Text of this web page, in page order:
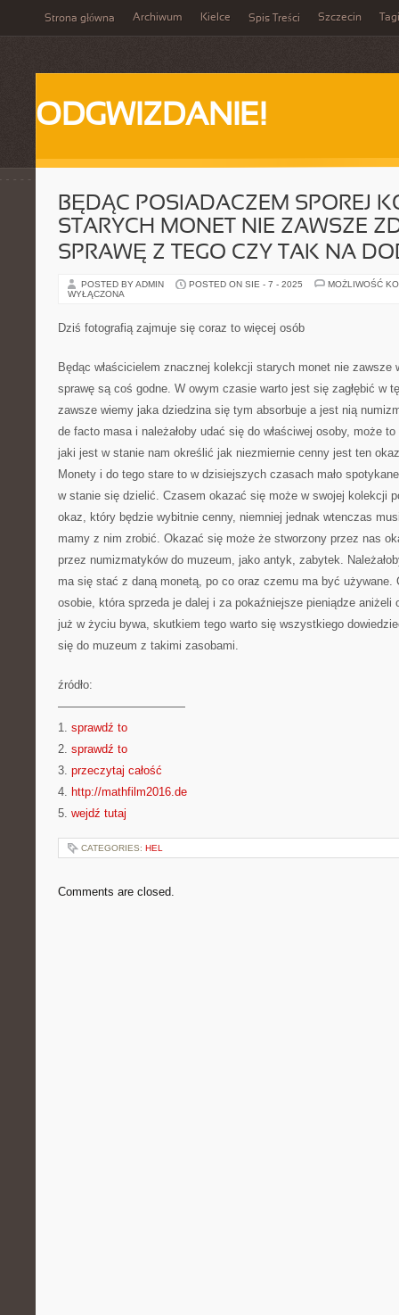
Strona główna Archiwum Kielce Spis Treści Szczecin Tagi
ODGWIZDANIE!
BĘDĄC POSIADACZEM SPOREJ
STARYCH MONET NIE ZAWSZE
SPRAWĘ Z TEGO CZY TAK NA
POSTED BY ADMIN POSTED ON SIE - 7 - 2025
MOŻLIWOŚĆ
WYŁĄCZONA
Dziś fotografią zajmuje się coraz to więcej osób
Będąc właścicielem znacznej kolekcji starych monet nie zawsze
sprawę są coś godne. W owym czasie warto jest się zagłębić w
zawsze wiemy jaka dziedzina się tym absorbuje a jest nią
de facto masa i należałoby udać się do właściwej osoby, może
jaki jest w stanie nam określić jak niezmiernie cenny jest ten
Monety i do tego stare to w dzisiejszych czasach mało
w stanie się dzielić. Czasem okazać się może w swojej kolekcji
okaz, który będzie wybitnie cenny, niemniej jednak wtenczas
mamy z nim zrobić. Okazać się może że stworzony przez nas
przez numizmatyków do muzeum, jako antyk, zabytek.
ma się stać z daną monetą, po co oraz czemu ma być używane.
osobie, która sprzeda je dalej i za pokaźniejsze pieniądze aniżeli
już w życiu bywa, skutkiem tego warto się wszystkiego
się do muzeum z takimi zasobami.
źródło:
———————————
1. sprawdź to
2. sprawdź to
3. przeczytaj całość
4. http://mathfilm2016.de
5. wejdź tutaj
CATEGORIES: HEL
Comments are closed.